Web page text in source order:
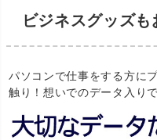
ビジネスグッズも
パソコンで仕事をする方に
触り！想いでのデータ入り